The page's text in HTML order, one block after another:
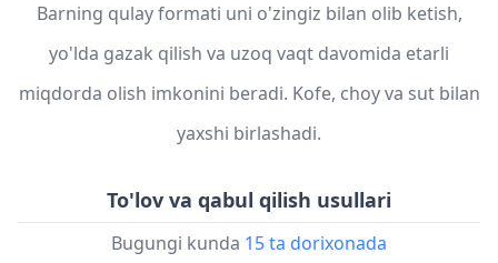
Barning qulay formati uni o'zingiz bilan olib ketish,
yo'lda gazak qilish va uzoq vaqt davomida etarli
miqdorda olish imkonini beradi. Kofe, choy va sut bilan
yaxshi birlashadi.
To'lov va qabul qilish usullari
Bugungi kunda 15 ta dorixonada